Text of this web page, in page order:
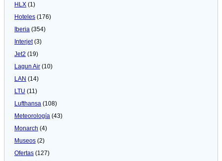
HLX (1)
Hoteles (176)
Iberia (354)
Interjet(3)
Jet2 (19)
Lagun Air (10)
LAN (14)
LTU (11)
Lufthansa (108)
Meteorologí­a (43)
Monarch (4)
Museos (2)
Ofertas (127)